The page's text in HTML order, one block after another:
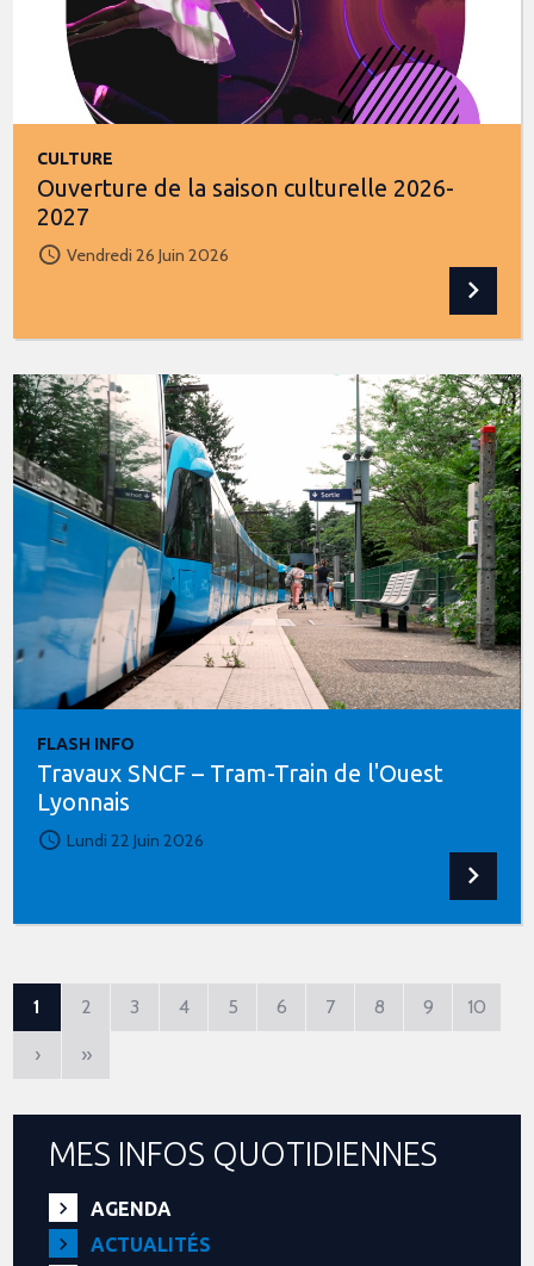
CULTURE
Ouverture de la saison culturelle 2026-
2027
Vendredi 26 Juin 2026
FLASH INFO
Travaux SNCF – Tram-Train de l'Ouest
Lyonnais
Lundi 22 Juin 2026
1 2 3 4 5 6 7 8 9 10
› »
MES INFOS QUOTIDIENNES
AGENDA
ACTUALITÉS